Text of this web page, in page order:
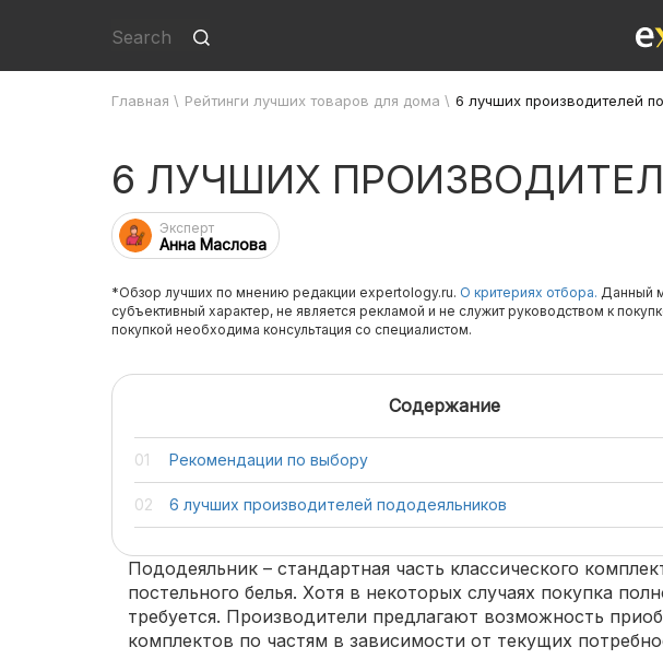
Главная \ Рейтинги лучших товаров для дома \ 6 лучших производителей
6 ЛУЧШИХ
Эксперт
Анна Маслова
*Обзор лучших по мнению редакции expertology.ru. О критериях отбора. Данный
субъективный характер, не является рекламой и не служит руководством к
покупкой необходима консультация со специалистом.
Содержание
Рекомендации по выбору
6 лучших производителей пододеяльников
Пододеяльник – стандартная часть классического
постельного белья. Хотя в некоторых случаях покупка
требуется. Производители предлагают возможность
комплектов по частям в зависимости от текущих